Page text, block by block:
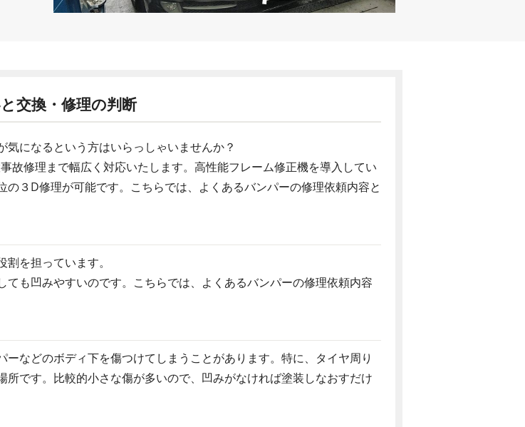
交換・修理の判断
になるという方はいらっしゃいませんか？
故修理まで幅広く対応いたします。高性能フレーム修正機を導入してい
３D修理が可能です。こちらでは、よくあるバンパーの修理依頼内容と
を担っています。
も凹みやすいのです。こちらでは、よくあるバンパーの修理依頼内容
などのボディ下を傷つけてしまうことがあります。特に、タイヤ周り
です。比較的小さな傷が多いので、凹みがなければ塗装しなおすだけ